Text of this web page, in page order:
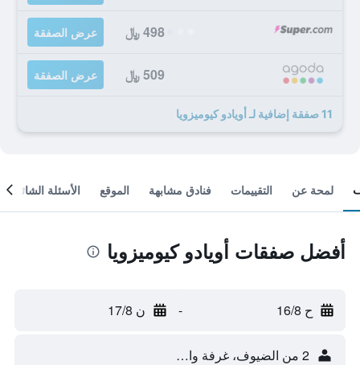
498 ﷼ عرض الصفقة
509 ﷼ عرض الصفقة
11 صفقة إضافية لـ أويادو كيوميزويا
لمحة عن التقييمات فنادق مشابهة الموقع الأسئلة الشائعة
أفضل صفقات أويادو كيوميزويا
ح 16/8 - ن 17/8
2 من الضيوف، غرفة واحدة